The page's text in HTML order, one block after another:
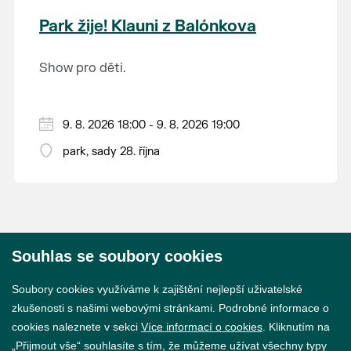
krajina na světě, která je zapsána na Seznam
světového přírodního a kulturního dědictví
Park žije! Klauni z Balónkova
Show pro děti.
9. 8. 2026 18:00 - 9. 8. 2026 19:00
park, sady 28. října
Souhlas se soubory cookies
Soubory cookies využíváme k zajištění nejlepší uživatelské
zkušenosti s našimi webovými stránkami. Podrobné informace o
cookies naleznete v sekci Více informací o cookies . Kliknutím na
„Přijmout vše“ souhlasíte s tím, že můžeme užívat všechny typy